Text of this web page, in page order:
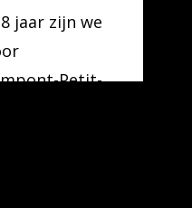
jaar zijn we
Petit-